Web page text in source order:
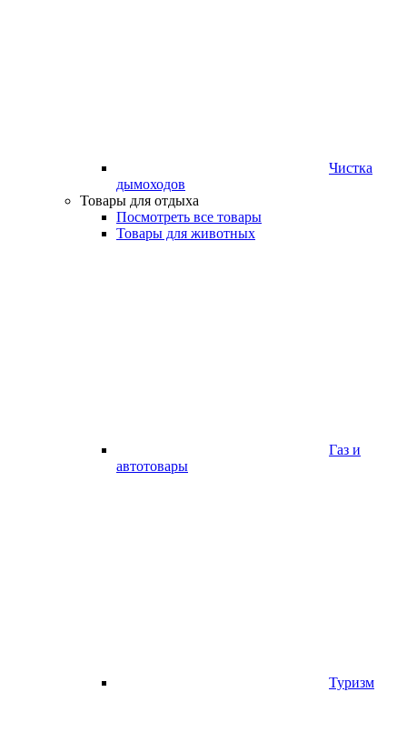
Чистка
дымоходов
Товары для отдыха
Посмотреть все товары
Товары для животных
Газ и
автотовары
Туризм